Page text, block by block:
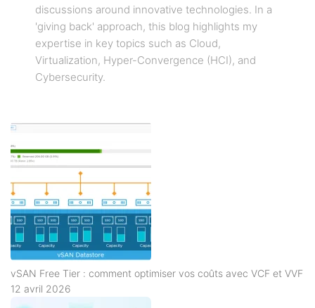
discussions around innovative technologies. In a
'giving back' approach, this blog highlights my
expertise in key topics such as Cloud,
Virtualization, Hyper-Convergence (HCI), and
Cybersecurity.
vSAN Free Tier : comment optimiser vos coûts avec VCF et VVF
12 avril 2026